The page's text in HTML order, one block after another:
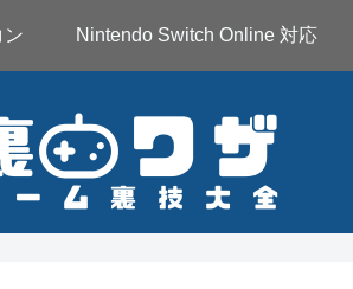
ン Nintendo Switch Online 対応